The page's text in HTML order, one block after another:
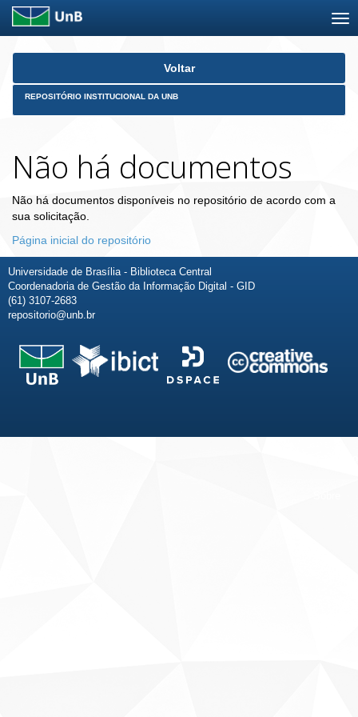
Skip
Voltar
REPOSITÓRIO INSTITUCIONAL DA UNB
Não há documentos
Não há documentos disponíveis no repositório de acordo com a
sua solicitação.
Página inicial do repositório
Universidade de Brasília - Biblioteca Central
Coordenadoria de Gestão da Informação Digital - GID
(61) 3107-2683
repositorio@unb.br